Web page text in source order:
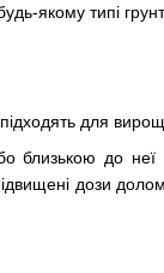
якому типі
для
близькою до
дози